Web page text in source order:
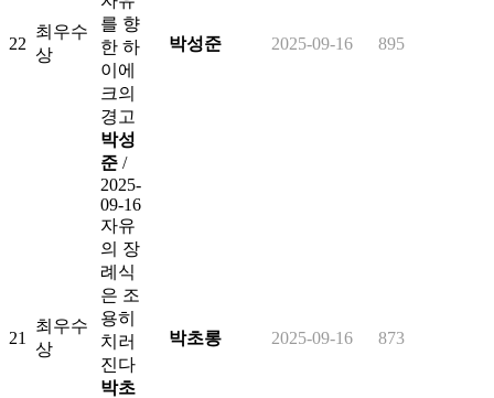
22
최우수
상
를 향
한 하
이에
크의
경고
박성
준 /
2025-
09-16
박성준 2025-09-16 895
21
최우수
상
자유
의 장
례식
은 조
용히
치러
진다
박초
박초롱 2025-09-16 873